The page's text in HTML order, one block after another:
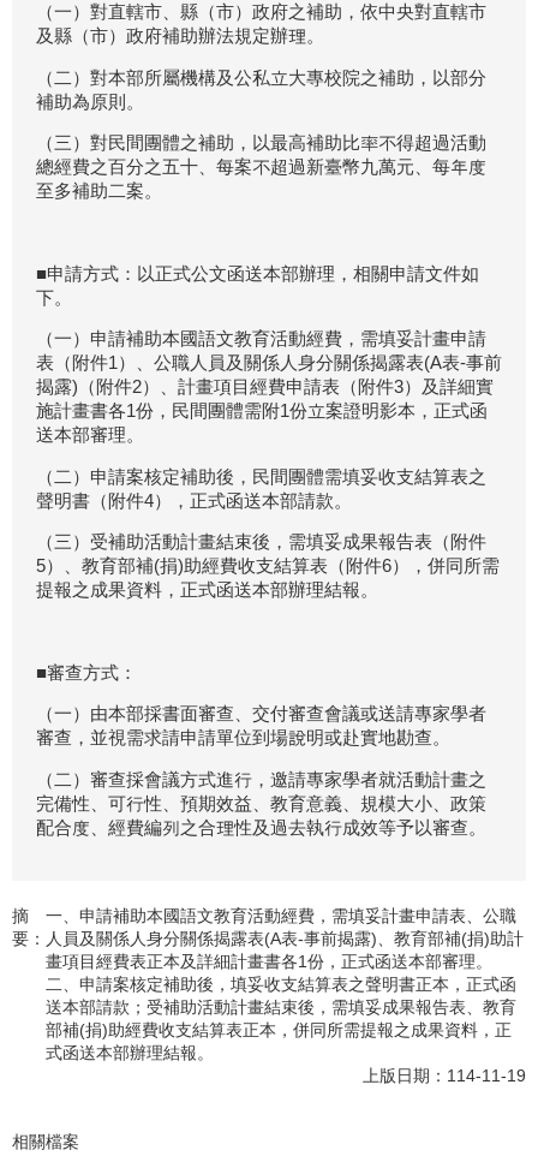
（一）對直轄市、縣（市）政府之補助，依中央對直轄市
及縣（市）政府補助辦法規定辦理。
（二）對本部所屬機構及公私立大專校院之補助，以部分
補助為原則。
（三）對民間團體之補助，以最高補助比率不得超過活動
總經費之百分之五十、每案不超過新臺幣九萬元、每年度
至多補助二案。
■申請方式：以正式公文函送本部辦理，相關申請文件如
下。
（一）申請補助本國語文教育活動經費，需填妥計畫申請
表（附件1）、公職人員及關係人身分關係揭露表(A表-事前
揭露)（附件2）、計畫項目經費申請表（附件3）及詳細實
施計畫書各1份，民間團體需附1份立案證明影本，正式函
送本部審理。
（二）申請案核定補助後，民間團體需填妥收支結算表之
聲明書（附件4），正式函送本部請款。
（三）受補助活動計畫結束後，需填妥成果報告表（附件
5）、教育部補(捐)助經費收支結算表（附件6），併同所需
提報之成果資料，正式函送本部辦理結報。
■審查方式：
（一）由本部採書面審查、交付審查會議或送請專家學者
審查，並視需求請申請單位到場說明或赴實地勘查。
（二）審查採會議方式進行，邀請專家學者就活動計畫之
完備性、可行性、預期效益、教育意義、規模大小、政策
配合度、經費編列之合理性及過去執行成效等予以審查。
摘
要：
一、申請補助本國語文教育活動經費，需填妥計畫申請表、公職
人員及關係人身分關係揭露表(A表-事前揭露)、教育部補(捐)助計
畫項目經費表正本及詳細計畫書各1份，正式函送本部審理。
二、申請案核定補助後，填妥收支結算表之聲明書正本，正式函
送本部請款；受補助活動計畫結束後，需填妥成果報告表、教育
部補(捐)助經費收支結算表正本，併同所需提報之成果資料，正
式函送本部辦理結報。
上版日期：114-11-19
相關檔案